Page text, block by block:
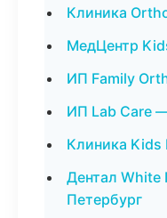
Клиника
МедЦентр
ИП Family
ИП Lab Care
Клиника
Дентал
Петербург